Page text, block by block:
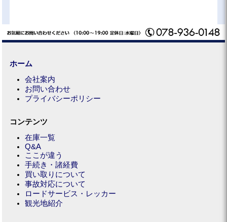
ホーム
会社案内
お問い合わせ
プライバシーポリシー
コンテンツ
在庫一覧
Q&A
ここが違う
手続き・諸経費
買い取りについて
事故対応について
ロードサービス・レッカー
観光地紹介